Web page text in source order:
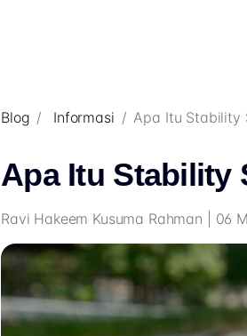
Blog Informasi Apa Itu Stability
Apa Itu Stability
Ravi Hakeem Kusuma Rahman | 06